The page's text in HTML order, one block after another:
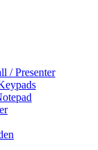
/ Presenter